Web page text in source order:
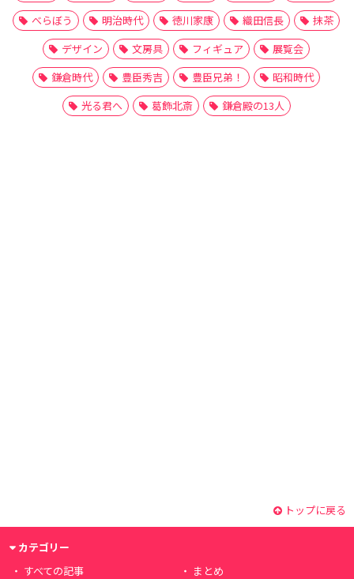
べらぼう
明治時代 徳川家康 織田信長
抹茶
デザイン
文房具 フィギュア
展覧会
鎌倉時代
豊臣秀吉 豊臣兄弟！
昭和時代
光る君へ
葛飾北斎 鎌倉殿の13人
トップに戻る
カテゴリー
すべての記事
まとめ